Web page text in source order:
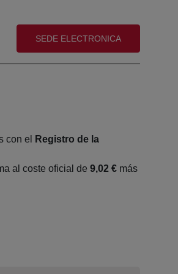
(abre en nueva ventana)
SEDE ELECTRONICA
con el Registro de la
al coste oficial de 9,02 € más